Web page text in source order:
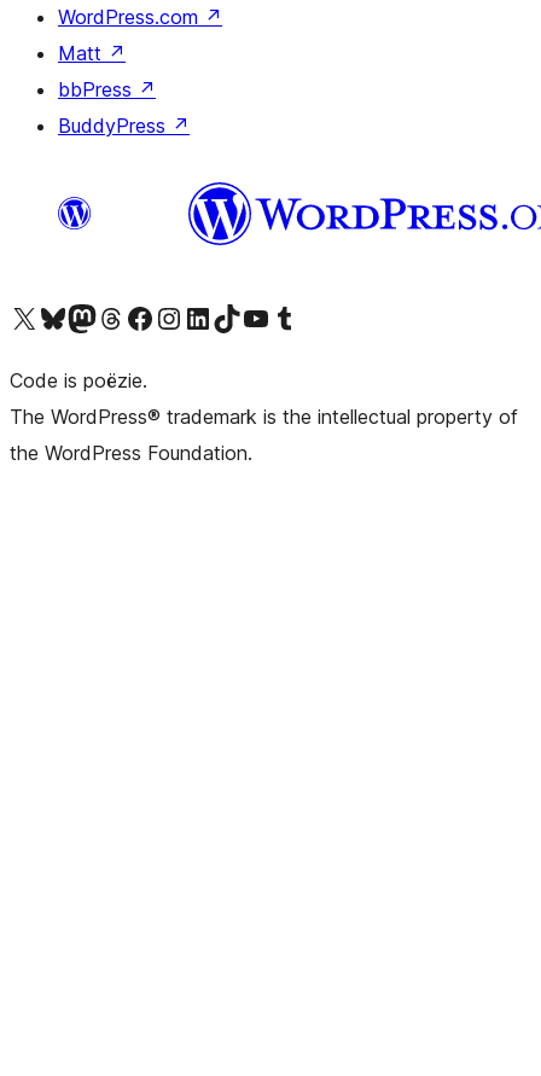
WordPress.com ↗
Matt ↗
bbPress ↗
BuddyPress ↗
Bezoek ons X (voorheen Twitter) account
Bezoek ons Bluesky account
Bezoek ons Mastodon account
Bezoek ons Threads account
Onze Facebook pagina bezoeken
Bezoek ons Instagram account
Bezoek ons LinkedIn account
Bezoek ons TikTok account
Bezoek ons YouTube kanaalBezoek ons Tumblr account
Code is poëzie.
The WordPress® trademark is the intellectual property of
the WordPress Foundation.